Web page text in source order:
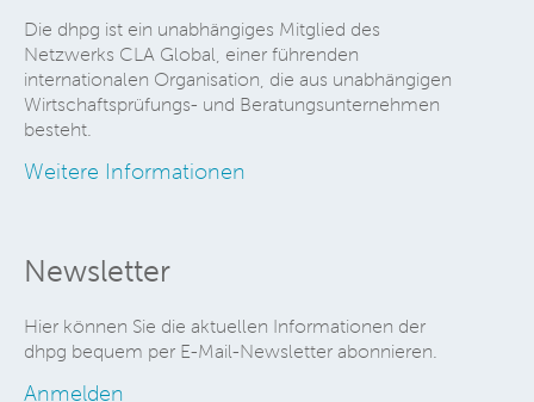
Die dhpg ist ein unabhängiges Mitglied des
Netzwerks CLA Global, einer führenden
internationalen Organisation, die aus unabhängigen
Wirtschaftsprüfungs- und Beratungsunternehmen
besteht.
Weitere Informationen
Newsletter
Hier können Sie die aktuellen Informationen der
dhpg bequem per E-Mail-Newsletter abonnieren.
Anmelden